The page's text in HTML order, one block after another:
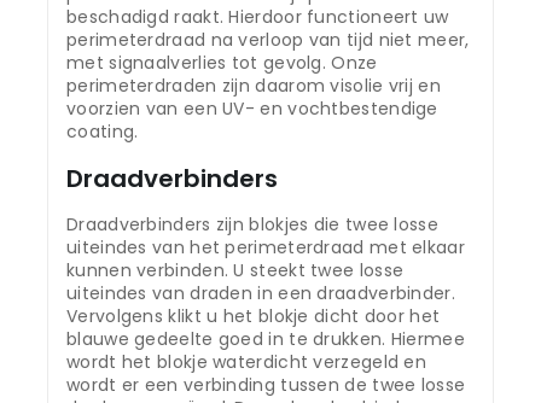
beschadigd raakt. Hierdoor functioneert uw
perimeterdraad na verloop van tijd niet meer,
met signaalverlies tot gevolg. Onze
perimeterdraden zijn daarom visolie vrij en
voorzien van een UV- en vochtbestendige
coating.
Draadverbinders
Draadverbinders zijn blokjes die twee losse
uiteindes van het perimeterdraad met elkaar
kunnen verbinden. U steekt twee losse
uiteindes van draden in een draadverbinder.
Vervolgens klikt u het blokje dicht door het
blauwe gedeelte goed in te drukken. Hiermee
wordt het blokje waterdicht verzegeld en
wordt er een verbinding tussen de twee losse